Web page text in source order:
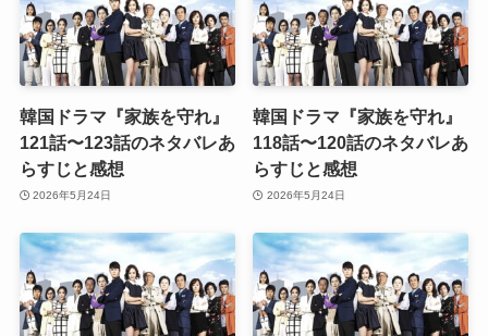
韓国ドラマ『家族を守れ』
121話〜123話のネタバレあ
らすじと感想
2026年5月24日
韓国ドラマ『家族を守れ』
118話〜120話のネタバレあ
らすじと感想
2026年5月24日